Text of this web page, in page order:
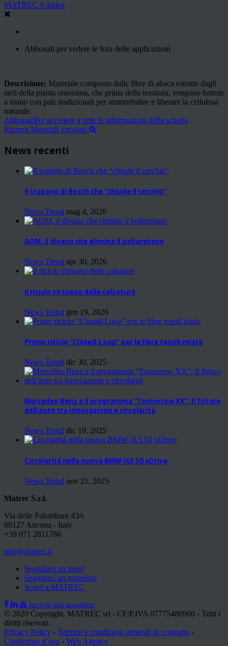
MATREC S-Index
Abbonati per vedere le foto delle applicazioni
Descrizione: Materiale composto dalle fibre di abaca estratte dagli
steli della pianta omonima, che prima della tessitura, vengono battute
a mano con pale tradizionali per ammorbidire e liberare la cellulosa
naturale.
AbbonatiPer accedere a tutte le informazioni della scheda
Ricerca Materiali circolari
News recenti
Il trapano di Bosch che “chiude il cerchio”
News Trend mag 4, 2026
AOM, il divano che elimina il poliuretano
News Trend apr 30, 2026
Il riciclo virtuoso delle calzature
News Trend gen 19, 2026
Primo riciclo “Closed-Loop” per le fibre tessili miste
News Trend dic 30, 2025
Mercedes-Benz e il programma “Tomorrow XX”: Il futuro
dell’auto tra innovazione e circolarità
News Trend dic 19, 2025
Circolarità nella nuova BMW iX3 50 xDrive
News Trend nov 21, 2025
Matrec S.r.l.
Via delle Palombare 43/c
60127 Ancona - Italy
+39 071 2811786
info@matrec.it
Segnalaci un trend
Segnalaci un materiale
Scrivi a MATREC
Iscriviti alla newsletter
© 2020 Copyright. MATREC srl - CF/P.IVA 07775480960 - Tutti i
diritti riservati.
Privacy Policy - Termini e condizioni generali di contratto -
Condizioni d’uso - Web Agency